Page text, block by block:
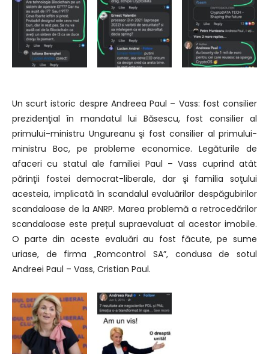
Un scurt istoric despre Andreea Paul – Vass: fost consilier
prezidenţial în mandatul lui Băsescu, fost consilier al
primului-ministru Ungureanu şi fost consilier al primului-
ministru Boc, pe probleme economice. Legăturile de
afaceri cu statul ale familiei Paul – Vass cuprind atât
părinţii fostei democrat-liberale, dar şi familia soţului
acesteia, implicată în scandalul evaluărilor despăgubirilor
scandaloase de la ANRP. Marea problemă a retrocedărilor
scandaloase este prețul supraevaluat al acestor imobile.
O parte din aceste evaluări au fost făcute, pe sume
uriase, de firma „Romcontrol SA”, condusa de sotul
Andreei Paul – Vass, Cristian Paul.